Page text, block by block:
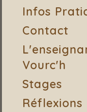
Infos
Contact
Vourc'h
Stages
Réflexions